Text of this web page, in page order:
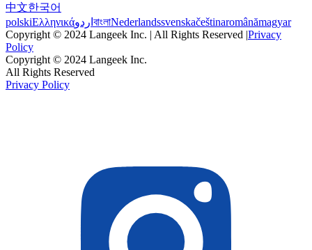
中文한국어
polskiΕλληνικάاردو বাংলাNederlandssvenskačeštinaromânămagyar
Copyright © 2024 Langeek Inc. | All Rights Reserved |Privacy
Policy
Copyright © 2024 Langeek Inc.
All Rights Reserved
Privacy Policy